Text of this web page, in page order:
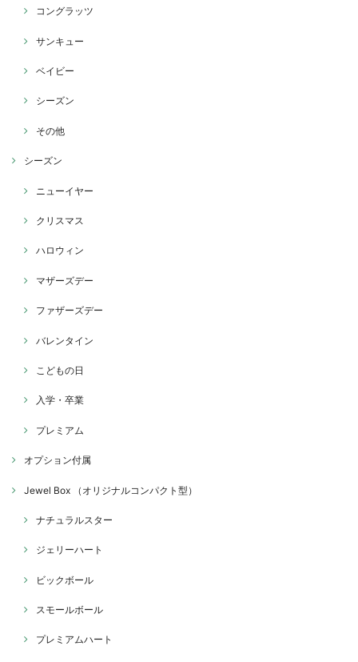
コングラッツ
サンキュー
ベイビー
シーズン
その他
シーズン
ニューイヤー
クリスマス
ハロウィン
マザーズデー
ファザーズデー
バレンタイン
こどもの日
入学・卒業
プレミアム
オプション付属
Jewel Box （オリジナルコンパクト型）
ナチュラルスター
ジェリーハート
ビックボール
スモールボール
プレミアムハート